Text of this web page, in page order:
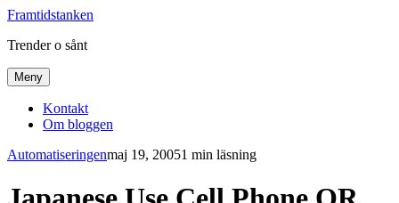
Framtidstanken
Trender o sånt
Meny
Kontakt
Om bloggen
Automatiseringenmaj 19, 20051 min läsning